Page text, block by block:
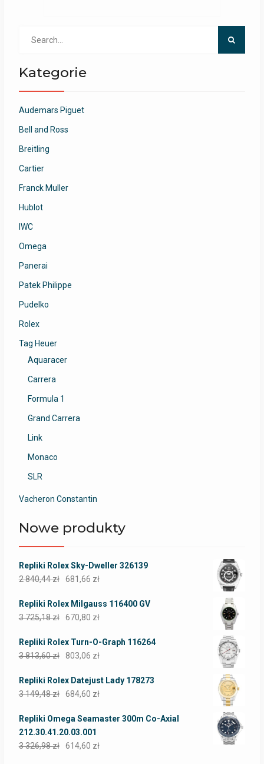
Kategorie
Audemars Piguet
Bell and Ross
Breitling
Cartier
Franck Muller
Hublot
IWC
Omega
Panerai
Patek Philippe
Pudelko
Rolex
Tag Heuer
Aquaracer
Carrera
Formula 1
Grand Carrera
Link
Monaco
SLR
Vacheron Constantin
Nowe produkty
Repliki Rolex Sky-Dweller 326139
2 840,44zł 681,66 zł
Repliki Rolex Milgauss 116400 GV
3 725,18zł 670,80 zł
Repliki Rolex Turn-O-Graph 116264
3 813,60zł 803,06 zł
Repliki Rolex Datejust Lady 178273
3 149,48zł 684,60 zł
Repliki Omega Seamaster 300m Co-Axial
212.30.41.20.03.001
3 326,98zł 614,60 zł